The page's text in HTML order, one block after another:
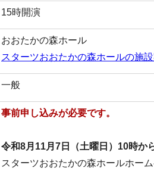
15時開演
おおたかの森ホール
スターツおおたかの森ホールの施
一般
事前申し込みが必要です。
令和8月11月7日（土曜日）10時か
スターツおおたかの森ホールホー